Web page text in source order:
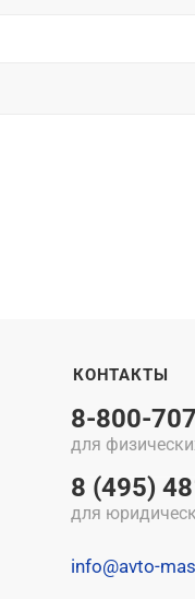
КОНТАКТЫ
8-800-
для
8 (495)
для
info@avto-